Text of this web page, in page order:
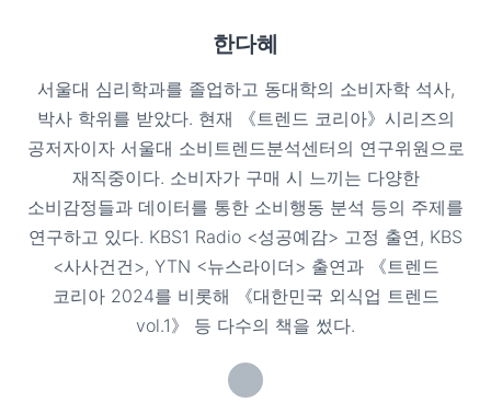
한다혜
서울대 심리학과를 졸업하고 동대학의 소비자학 석사,
박사 학위를 받았다. 현재 《트렌드 코리아》시리즈의
공저자이자 서울대 소비트렌드분석센터의 연구위원으로
재직중이다. 소비자가 구매 시 느끼는 다양한
소비감정들과 데이터를 통한 소비행동 분석 등의 주제를
연구하고 있다. KBS1 Radio <성공예감> 고정 출연, KBS
<사사건건>, YTN <뉴스라이더> 출연과 《트렌드
코리아 2024를 비롯해 《대한민국 외식업 트렌드
vol.1》 등 다수의 책을 썼다.